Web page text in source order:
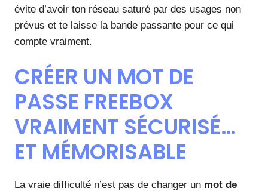
évite d’avoir ton réseau saturé par des usages non
prévus et te laisse la bande passante pour ce qui
compte vraiment.
CRÉER UN MOT DE
PASSE FREEBOX
VRAIMENT SÉCURISÉ…
ET MÉMORISABLE
La vraie difficulté n’est pas de changer un mot de